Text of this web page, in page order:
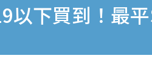
以下買到！最